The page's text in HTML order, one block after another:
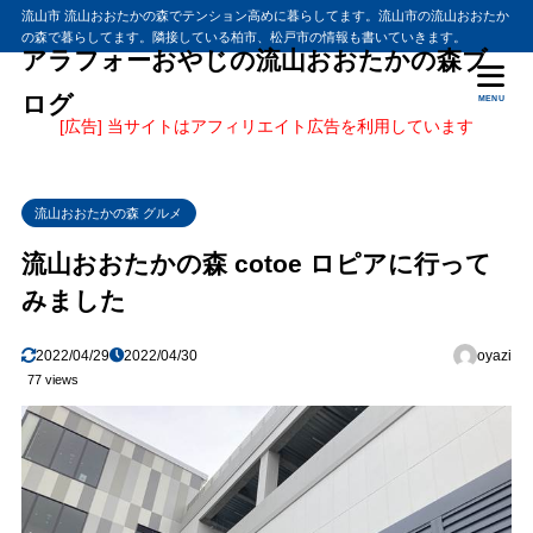
流山市 流山おおたかの森でテンション高めに暮らしてます。流山市の流山おおたか
の森で暮らしてます。隣接している柏市、松戸市の情報も書いていきます。
アラフォーおやじの流山おおたかの森ブ
ログ
MENU
[広告] 当サイトはアフィリエイト広告を利用しています
流山おおたかの森 グルメ
流山おおたかの森 cotoe ロピアに行って
みました
2022/04/29 2022/04/30 oyazi
77 views